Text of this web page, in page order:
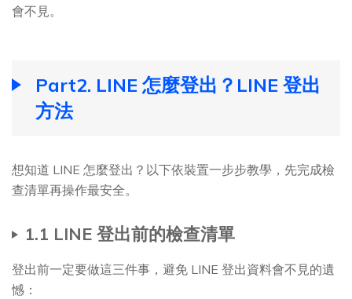
會不見。
Part2. LINE 怎麼登出？LINE 登出
方法
想知道 LINE 怎麼登出？以下依裝置一步步教學，先完成檢
查清單再操作最安全。
1.1 LINE 登出前的檢查清單
登出前一定要做這三件事，避免 LINE 登出資料會不見的遺
憾：